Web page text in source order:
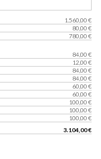
1.560,00 €
80,00 €
780,00 €
84,00 €
12,00 €
84,00 €
84,00 €
60,00 €
60,00 €
100,00 €
100,00 €
100,00 €
3.104,00 €